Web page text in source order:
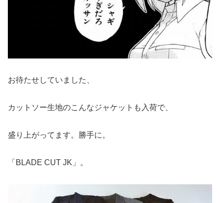
お待たせしていました、
カットソー生地のこんなジャケットも入荷で、
盛り上がってます。勝手に。
「BLADE CUT JK」。